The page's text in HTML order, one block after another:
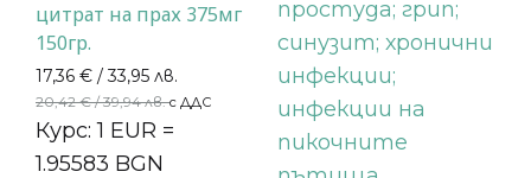
цитрат на прах 375мг
150гр.
17,36 € / 33,95 лв.
20,42€/ 39,94 лв.с ДДС
Курс: 1 EUR =
1.95583 BGN